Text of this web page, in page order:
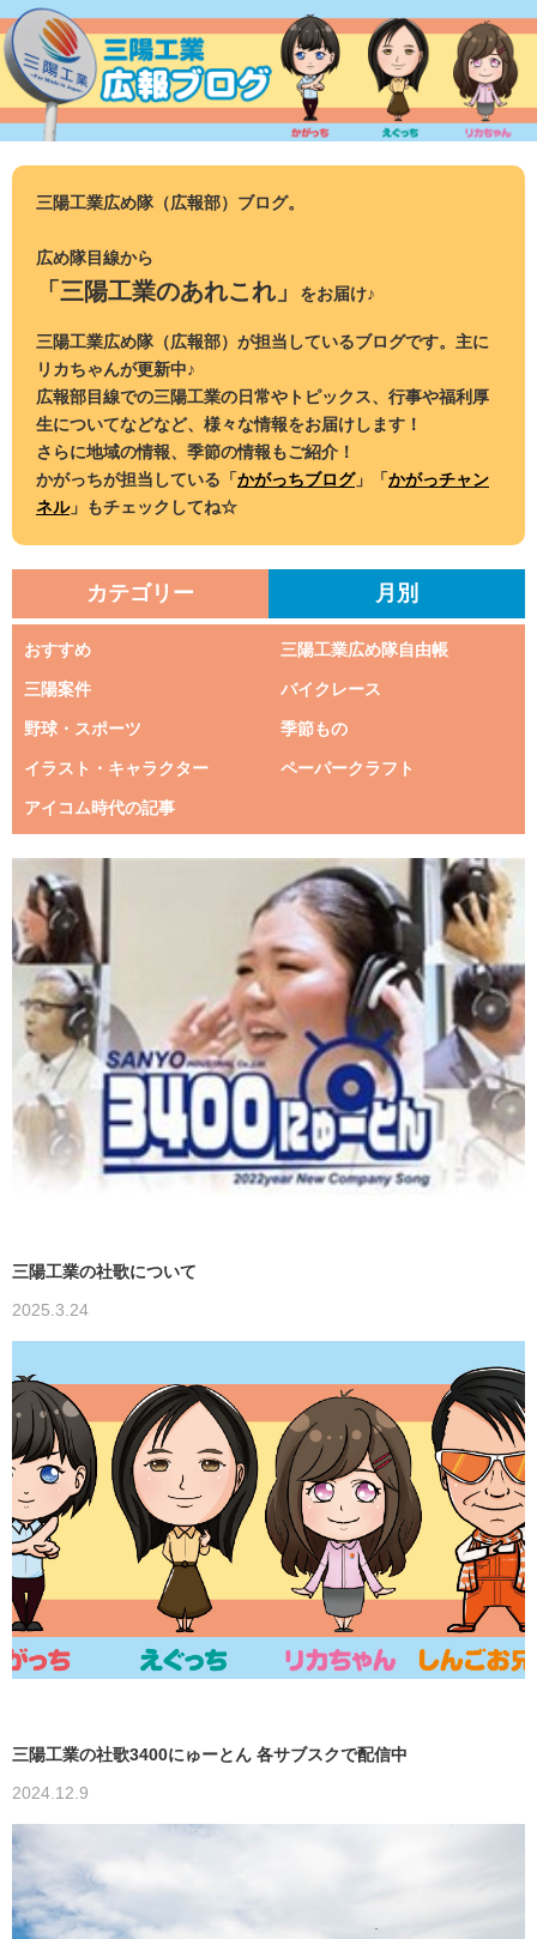
ン
テ
ツ
三陽工業広め隊（広報部）ブログ。
広め隊目線から
「三陽工業のあれこれ」 をお届け♪
三陽工業広め隊（広報部）が担当しているブログです。主に
リカちゃんが更新中♪
広報部目線での三陽工業の日常やトピックス、行事や福利厚
生についてなどなど、様々な情報をお届けします！
さらに地域の情報、季節の情報もご紹介！
かがっちが担当している「かがっちブログ」「かがっチャン
ネル」もチェックしてね☆
カテゴリー 月別
おすすめ 三陽工業広め隊自由帳
三陽案件 バイクレース
野球・スポーツ 季節もの
イラスト・キャラクター ペーパークラフト
アイコム時代の記事
三陽工業の社歌について
2025.3.24
三陽工業の社歌3400にゅーとん 各サブスクで配信中
2024.12.9